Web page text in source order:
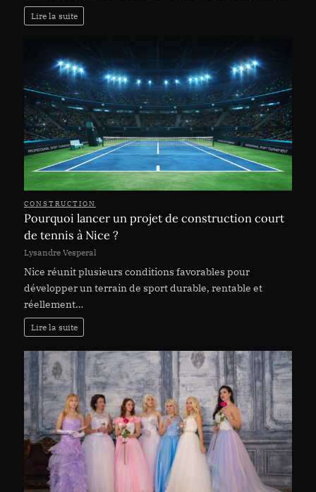
Lire la suite
CONSTRUCTION
Pourquoi lancer un projet de construction court
de tennis à Nice ?
Lysandre Vesperal
Nice réunit plusieurs conditions favorables pour
développer un terrain de sport durable, rentable et
réellement…
Lire la suite